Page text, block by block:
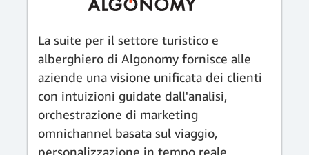
La suite per il settore turistico e
alberghiero di Algonomy fornisce alle
aziende una visione unificata dei clienti
con intuizioni guidate dall'analisi,
orchestrazione di marketing
omnichannel basata sul viaggio,
personalizzazione in tempo reale